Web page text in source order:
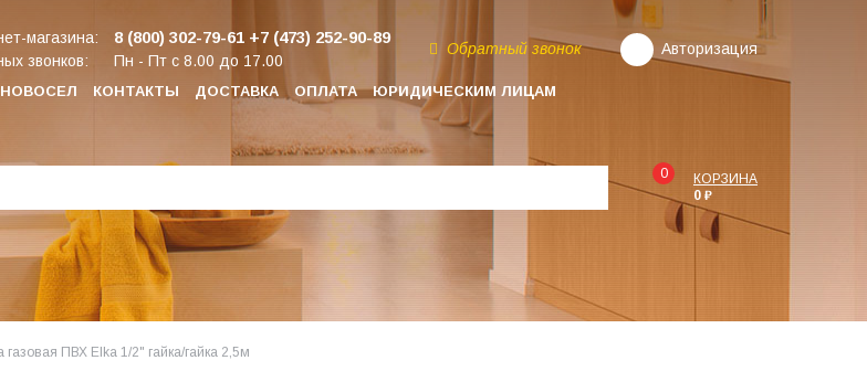
КОНТАКТЫ ДОСТАВКА ОПЛАТА
ЮРИДИЧЕСКИМ ЛИЦАМ
магазина: 8 (800) 302-79-61 +7 (473) 252-90-89
звонков: Пн - Пт с 8.00 до 17.00
Обратный звонок Авторизация
0
КОРЗИНА
0 ₽
газовая ПВХ Elka 1/2" гайка/гайка 2,5м